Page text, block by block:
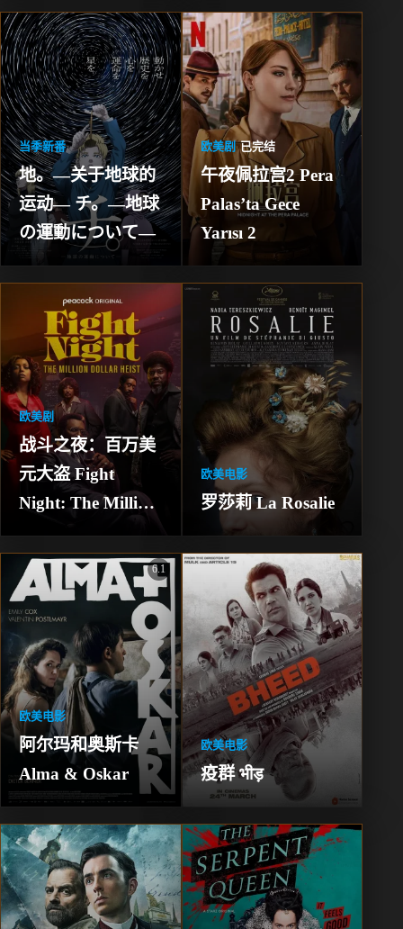
当季新番
地。―关于地球的
运动― チ。―地球
の運動について―
欧美剧 已完结
午夜佩拉宫2 Pera
Palas’ta Gece
Yarısı 2
欧美剧
战斗之夜：百万美
元大盗 Fight
Night: The Million
Dollar Heist
欧美电影
罗莎莉 La Rosalie
6.1
欧美电影
阿尔玛和奥斯卡
Alma & Oskar
欧美电影
疫群 भीड़